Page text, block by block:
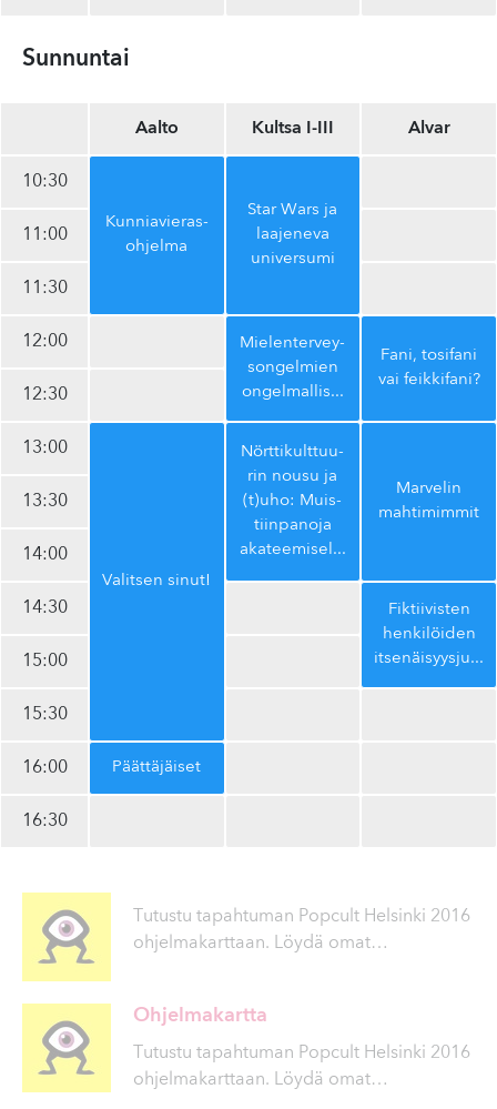
Sunnuntai
10:30
11:00
11:30
12:00
12:30
13:00
13:30
14:00
14:30
15:00
15:30
16:00
16:30
Aalto
Kun­nia­vie­ras­
oh­jel­ma
Valitsen sinut!
Päät­tä­jäi­set
Kultsa I-III
Star Wars ja
laajeneva
universumi
Mie­len­ter­vey­
son­gel­mien
on­gel­mal­li­s...
Nört­ti­kult­tuu­
rin nousu ja
(t)uho: Muis­
tiin­pa­no­ja
aka­tee­mi­sel­...
Alvar
Fani, tosifani
vai feikkifani?
Marvelin
mahtimimmit
Fik­tii­vis­ten
henkilöiden
it­se­näi­syys­ju­...
Tutustu tapahtuman Popcult Helsinki 2016
ohjelmakarttaan. Löydä omat…
Ohjelmakartta
Tutustu tapahtuman Popcult Helsinki 2016
ohjelmakarttaan. Löydä omat…